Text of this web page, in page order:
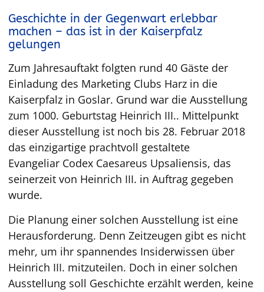
Geschichte in der Gegenwart erlebbar
machen – das ist in der Kaiserpfalz
gelungen
Zum Jahresauftakt folgten rund 40 Gäste der
Einladung des Marketing Clubs Harz in die
Kaiserpfalz in Goslar. Grund war die Ausstellung
zum 1000. Geburtstag Heinrich III.. Mittelpunkt
dieser Ausstellung ist noch bis 28. Februar 2018
das einzigartige prachtvoll gestaltete
Evangeliar Codex Caesareus Upsaliensis, das
seinerzeit von Heinrich III. in Auftrag gegeben
wurde.
Die Planung einer solchen Ausstellung ist eine
Herausforderung. Denn Zeitzeugen gibt es nicht
mehr, um ihr spannendes Insiderwissen über
Heinrich III. mitzuteilen. Doch in einer solchen
Ausstellung soll Geschichte erzählt werden, keine